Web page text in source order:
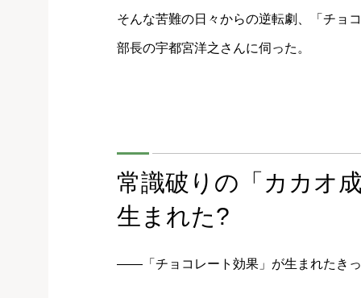
そんな苦難の日々からの逆転劇、「チョ
部長の宇都宮洋之さんに伺った。
常識破りの「カカオ
生まれた?
――「チョコレート効果」が生まれたき